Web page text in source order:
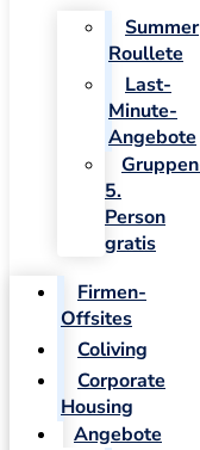
Summer
Roullete
Last-
Minute-
Angebote
5.
Person
gratis
Firmen-
Offsites
Coliving
Corporate
Housing
Angebote